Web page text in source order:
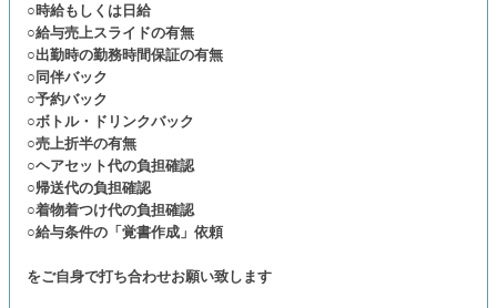
○時給もしくは日給
○給与売上スライドの有無
○出勤時の勤務時間保証の有無
○同伴バック
○予約バック
○ボトル・ドリンクバック
○売上折半の有無
○ヘアセット代の負担確認
○帰送代の負担確認
○着物着つけ代の負担確認
○給与条件の「覚書作成」依頼
をご自身で打ち合わせお願い致します